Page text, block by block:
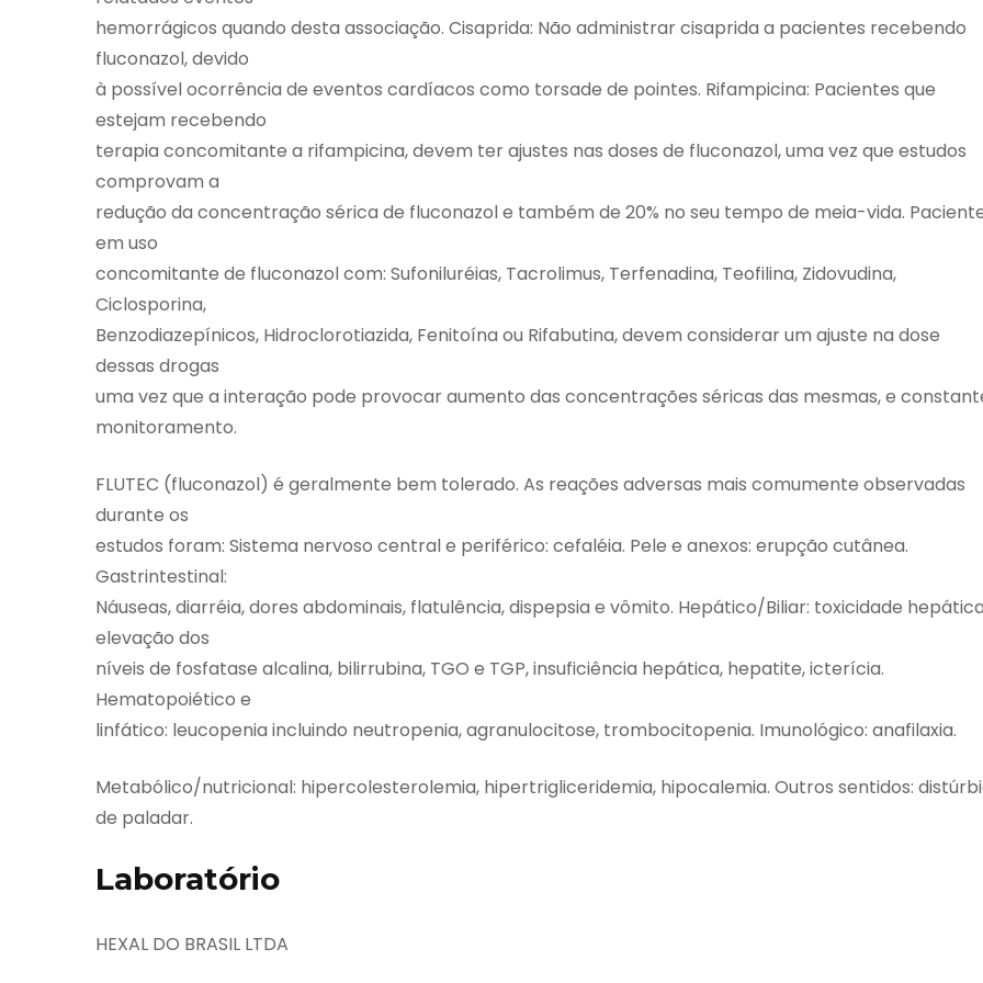
hemorrágicos quando desta associação. Cisaprida: Não administrar cisaprida a pacientes recebendo
fluconazol, devido
à possível ocorrência de eventos cardíacos como torsade de pointes. Rifampicina: Pacientes que
estejam recebendo
terapia concomitante a rifampicina, devem ter ajustes nas doses de fluconazol, uma vez que estudos
comprovam a
redução da concentração sérica de fluconazol e também de 20% no seu tempo de meia-vida.
em uso
concomitante de fluconazol com: Sufoniluréias, Tacrolimus, Terfenadina, Teofilina, Zidovudina,
Ciclosporina,
Benzodiazepínicos, Hidroclorotiazida, Fenitoína ou Rifabutina, devem considerar um ajuste na dose
dessas drogas
uma vez que a interação pode provocar aumento das concentrações séricas das mesmas, e
monitoramento.
FLUTEC (fluconazol) é geralmente bem tolerado. As reações adversas mais comumente observadas
durante os
estudos foram: Sistema nervoso central e periférico: cefaléia. Pele e anexos: erupção cutânea.
Gastrintestinal:
Náuseas, diarréia, dores abdominais, flatulência, dispepsia e vômito. Hepático/Biliar: toxicidade
elevação dos
níveis de fosfatase alcalina, bilirrubina, TGO e TGP, insuficiência hepática, hepatite, icterícia.
Hematopoiético e
linfático: leucopenia incluindo neutropenia, agranulocitose, trombocitopenia. Imunológico: anafilaxia.
Metabólico/nutricional: hipercolesterolemia, hipertrigliceridemia, hipocalemia. Outros sentidos:
de paladar.
Laboratório
HEXAL DO BRASIL LTDA